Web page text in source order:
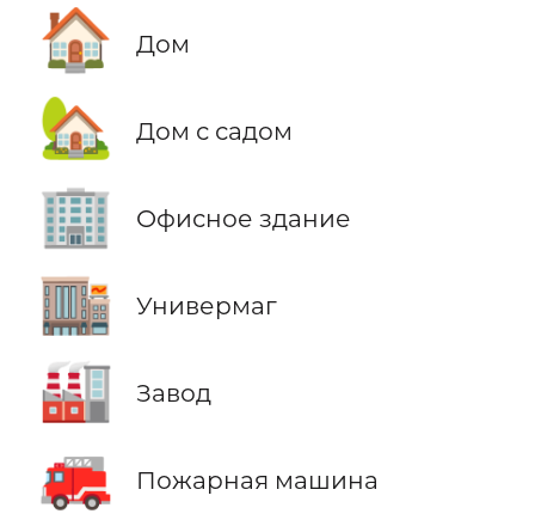
🏠 Дом
🏡 Дом с садом
🏢 Офисное здание
🏬 Универмаг
🏭 Завод
🚒 Пожарная машина